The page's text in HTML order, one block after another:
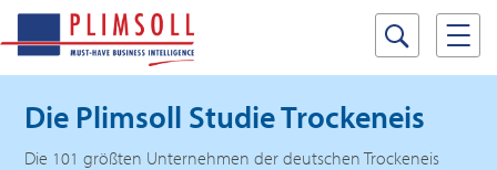
Die Plimsoll StudieTrockeneis
Die 101 größten Unternehmen der deutschen Trockeneis